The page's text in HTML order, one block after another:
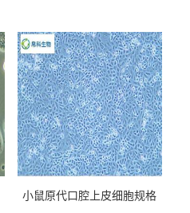
小鼠原代口腔上皮细胞规格